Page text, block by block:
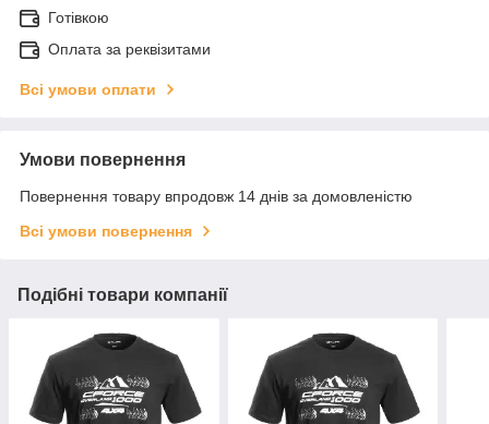
Готівкою
Оплата за реквізитами
Всі умови оплати
Умови повернення
Повернення товару впродовж 14 днів за домовленістю
Всі умови повернення
Подібні товари компанії